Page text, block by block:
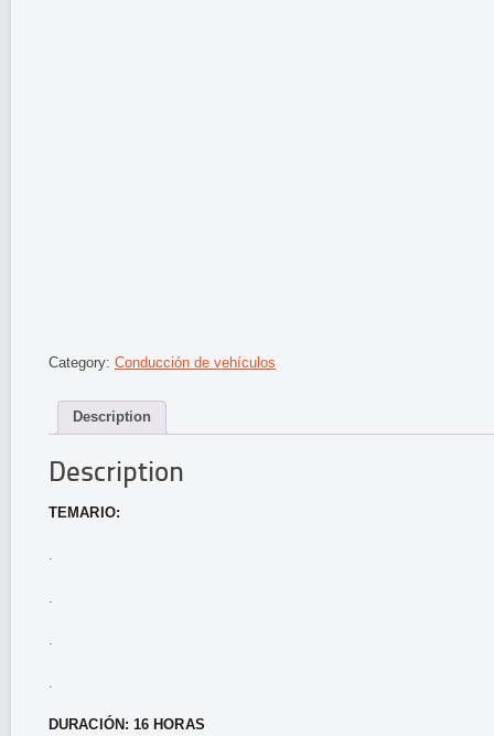
Category: Conducción de vehículos
Description
Description
TEMARIO:
.
.
DURACIÓN: 16 HORAS